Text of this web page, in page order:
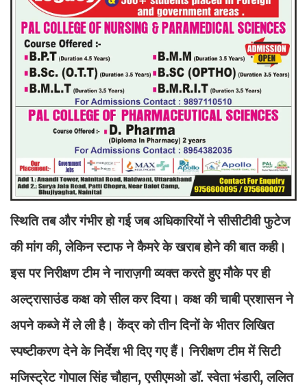
स्थिति तब और गंभीर हो गई जब अधिकारियों ने सीसीटीवी फुटेज
की मांग की, लेकिन स्टाफ ने कैमरे के खराब होने की बात कही।
इस पर निरीक्षण टीम ने नाराज़गी व्यक्त करते हुए मौके पर ही
अल्ट्रासाउंड कक्ष को सील कर दिया। कक्ष की चाबी प्रशासन ने
अपने कब्जे में ले ली है। केंद्र को तीन दिनों के भीतर लिखित
स्पष्टीकरण देने के निर्देश भी दिए गए हैं। निरीक्षण टीम में सिटी
मजिस्ट्रेट गोपाल सिंह चौहान, एसीएमओ डॉ. स्वेता भंडारी, ललित